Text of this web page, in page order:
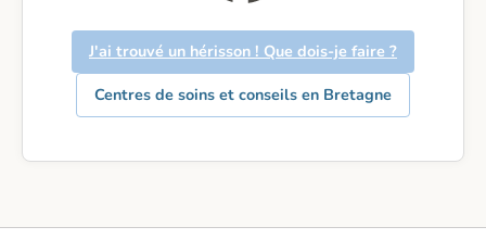
J'ai trouvé un hérisson ! Que dois-je faire ?
Centres de soins et conseils en Bretagne